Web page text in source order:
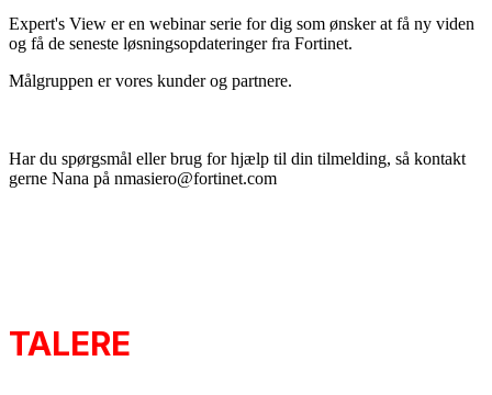
Expert's View er en webinar serie for dig som ønsker at få ny viden
og få de seneste løsningsopdateringer fra Fortinet.
Målgruppen er vores kunder og partnere.
Har du spørgsmål eller brug for hjælp til din tilmelding, så kontakt
gerne Nana på nmasiero@fortinet.com
TALERE